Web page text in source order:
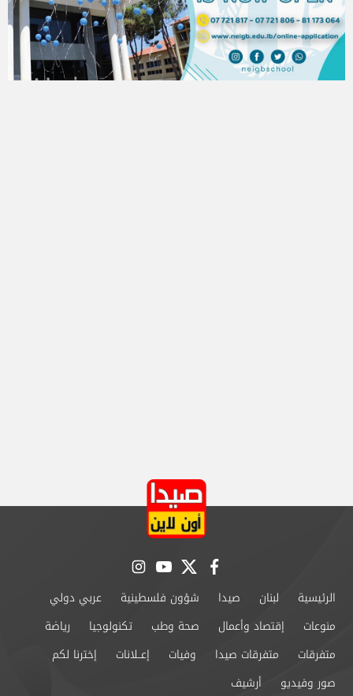
facebook
twitter
youtube
instagram
الرئيسية لبنان صيدا شؤون فلسطينية
عربي دولي
منوعات
إقتصاد وأعمال صحة وطب تكنولوجيا
رياضة
متفرقات
متفرقات صيدا وفيات إعــلانات
إخترنا لكم
صور وفيديو
أرشيف